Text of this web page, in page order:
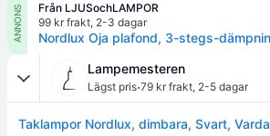
ANNONS
Från LJUSochLAMPOR
99 kr frakt, 2-3 dagar
Lampemesteren
Lägst pris·79 kr frakt, 2-5 dagar